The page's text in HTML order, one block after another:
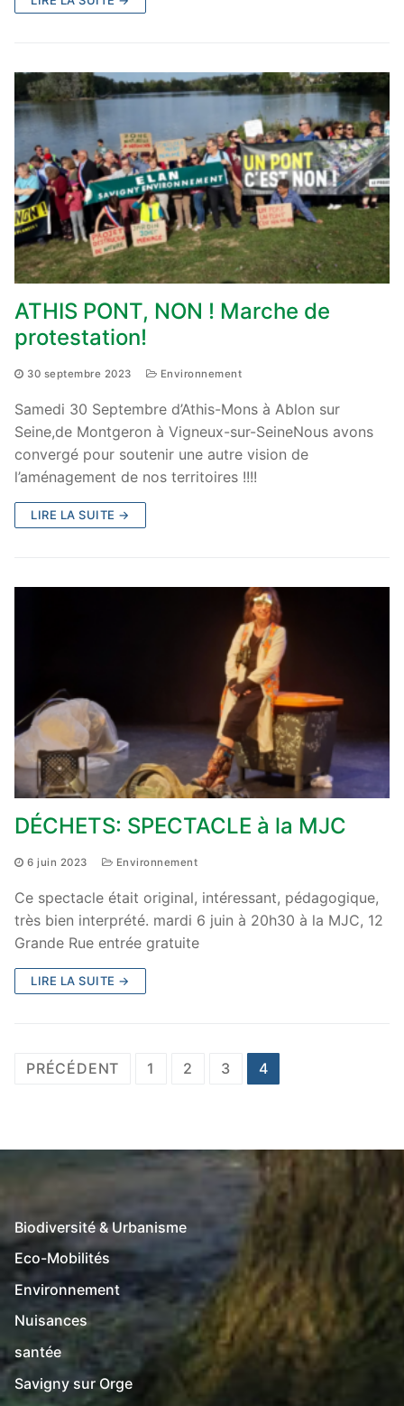
ATHIS PONT, NON ! Marche de
protestation!
30 septembre 2023 Environnement
Samedi 30 Septembre d’Athis-Mons à Ablon sur
Seine,de Montgeron à Vigneux-sur-SeineNous avons
convergé pour soutenir une autre vision de
l’aménagement de nos territoires !!!!
LIRE LA SUITE →
DÉCHETS: SPECTACLE à la MJC
6 juin 2023 Environnement
Ce spectacle était original, intéressant, pédagogique,
très bien interprété. mardi 6 juin à 20h30 à la MJC, 12
Grande Rue entrée gratuite
LIRE LA SUITE →
Pagination
PRÉCÉDENT 1 2 3 4
Biodiversité & Urbanisme
Eco-Mobilités
Environnement
Nuisances
santée
Savigny sur Orge